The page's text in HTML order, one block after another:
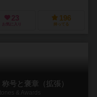
23
お気に入り
196
持ってる
号と褒章（拡張）
& Awards